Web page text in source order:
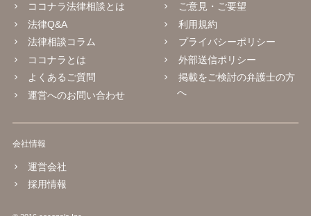
ココナラ法律相談とは
法律Q&A
法律相談コラム
ココナラとは
よくあるご質問
運営へのお問い合わせ
ご意見・ご要望
利用規約
プライバシーポリシー
外部送信ポリシー
掲載をご検討の弁護士の方
へ
会社情報
運営会社
採用情報